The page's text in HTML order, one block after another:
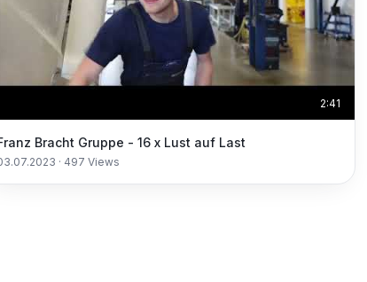
2:41
Bracht Gruppe - 16 x Lust auf Last
· 497 Views